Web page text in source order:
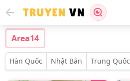
Area14
Hàn Quốc Nhật Bản Trung Quốc